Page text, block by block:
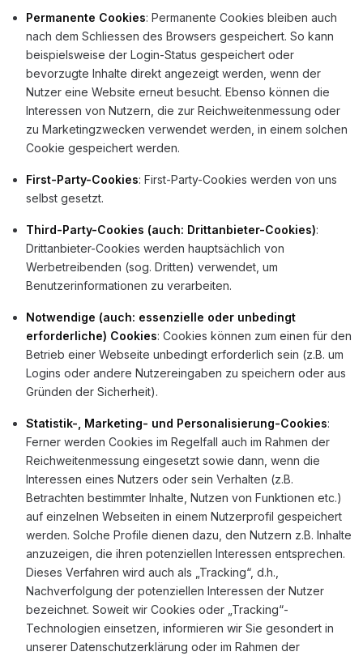
Permanente Cookies: Permanente Cookies bleiben auch
nach dem Schliessen des Browsers gespeichert. So kann
beispielsweise der Login-Status gespeichert oder
bevorzugte Inhalte direkt angezeigt werden, wenn der
Nutzer eine Website erneut besucht. Ebenso können die
Interessen von Nutzern, die zur Reichweitenmessung oder
zu Marketingzwecken verwendet werden, in einem solchen
Cookie gespeichert werden.
First-Party-Cookies: First-Party-Cookies werden von uns
selbst gesetzt.
Third-Party-Cookies (auch: Drittanbieter-Cookies):
Drittanbieter-Cookies werden hauptsächlich von
Werbetreibenden (sog. Dritten) verwendet, um
Benutzerinformationen zu verarbeiten.
Notwendige (auch: essenzielle oder unbedingt
erforderliche) Cookies: Cookies können zum einen für den
Betrieb einer Webseite unbedingt erforderlich sein (z.B. um
Logins oder andere Nutzereingaben zu speichern oder aus
Gründen der Sicherheit).
Statistik-, Marketing- und Personalisierung-Cookies:
Ferner werden Cookies im Regelfall auch im Rahmen der
Reichweitenmessung eingesetzt sowie dann, wenn die
Interessen eines Nutzers oder sein Verhalten (z.B.
Betrachten bestimmter Inhalte, Nutzen von Funktionen etc.)
auf einzelnen Webseiten in einem Nutzerprofil gespeichert
werden. Solche Profile dienen dazu, den Nutzern z.B. Inhalte
anzuzeigen, die ihren potenziellen Interessen entsprechen.
Dieses Verfahren wird auch als „Tracking“, d.h.,
Nachverfolgung der potenziellen Interessen der Nutzer
bezeichnet. Soweit wir Cookies oder „Tracking“-
Technologien einsetzen, informieren wir Sie gesondert in
unserer Datenschutzerklärung oder im Rahmen der